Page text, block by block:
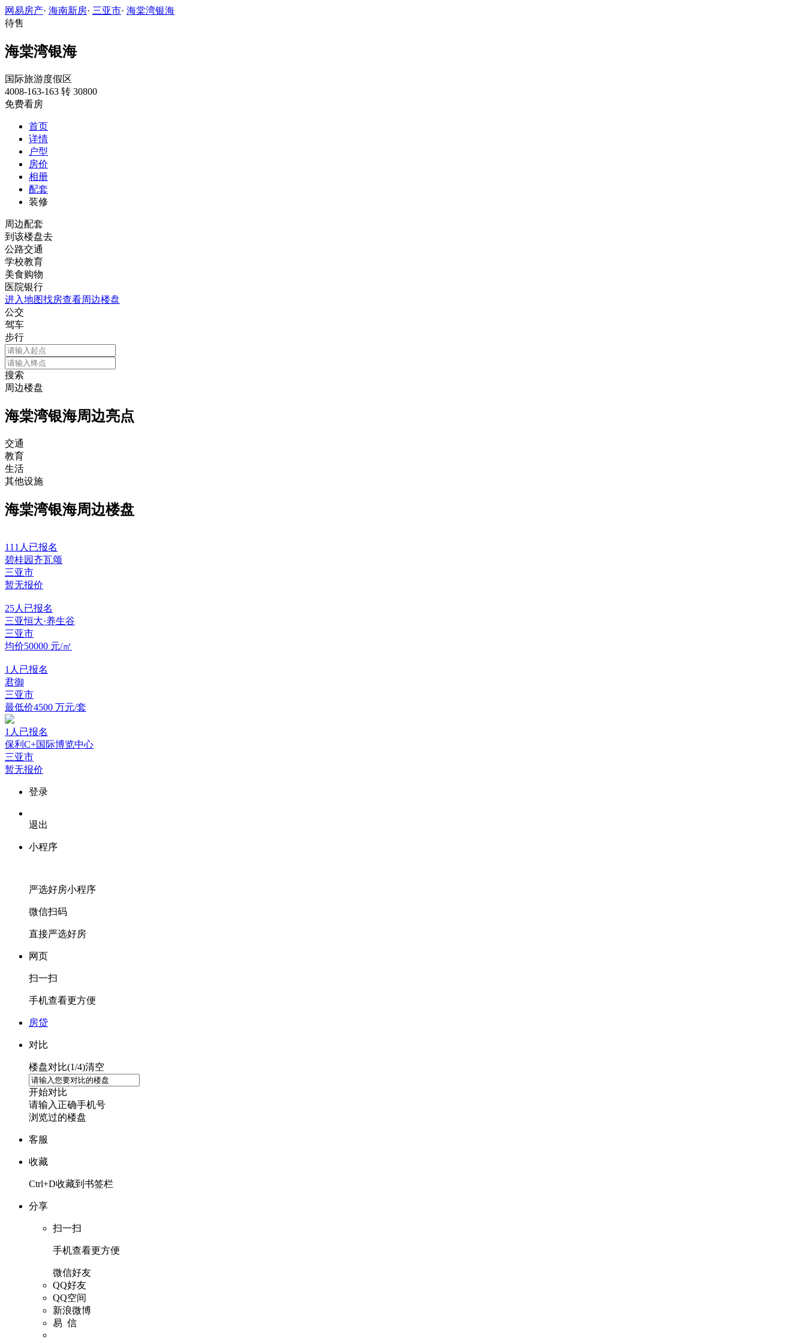
网易房产· 海南新房· 三亚市· 海棠湾银海
待售
海棠湾银海
国际旅游度假区
4008-163-163 转 30800
免费看房
首页
详情
户型
房价
相册
配套
装修
周边配套
到该楼盘去
公路交通
学校教育
美食购物
医院银行
进入地图找房查看周边楼盘
公交
驾车
步行
搜索
周边楼盘
海棠湾银海周边亮点
交通
教育
生活
其他设施
海棠湾银海周边楼盘
111人已报名
碧桂园齐瓦颂
三亚市
暂无报价
25人已报名
三亚恒大·养生谷
三亚市
均价50000 元/㎡
1人已报名
君御
三亚市
最低价4500 万元/套
1人已报名
保利C+国际博览中心
三亚市
暂无报价
登录
退出
小程序
严选好房小程序
微信扫码
直接严选好房
网页
扫一扫
手机查看更方便
房贷
对比
楼盘对比(1/4)清空
开始对比
请输入正确手机号
浏览过的楼盘
客服
收藏
Ctrl+D收藏到书签栏
分享
扫一扫
手机查看更方便
微信好友
QQ好友
QQ空间
新浪微博
易 信